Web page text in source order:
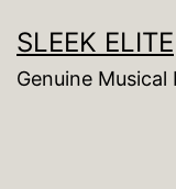
ン
テ
SLEEK ELITE
Genuine